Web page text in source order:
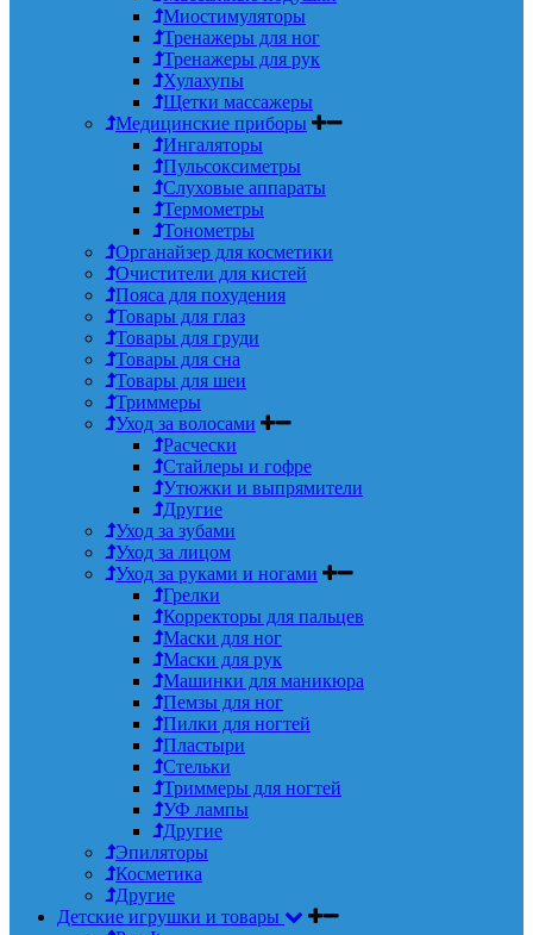
Миостимуляторы
Тренажеры для ног
Тренажеры для рук
Хулахупы
Щетки массажеры
Медицинские приборы
Ингаляторы
Пульсоксиметры
Слуховые аппараты
Термометры
Тонометры
Органайзер для косметики
Очистители для кистей
Пояса для похудения
Товары для глаз
Товары для груди
Товары для сна
Товары для шеи
Триммеры
Уход за волосами
Расчески
Стайлеры и гофре
Утюжки и выпрямители
Другие
Уход за зубами
Уход за лицом
Уход за руками и ногами
Грелки
Корректоры для пальцев
Маски для ног
Маски для рук
Машинки для маникюра
Пемзы для ног
Пилки для ногтей
Пластыри
Стельки
Триммеры для ногтей
УФ лампы
Другие
Эпиляторы
Косметика
Другие
Детские игрушки и товары